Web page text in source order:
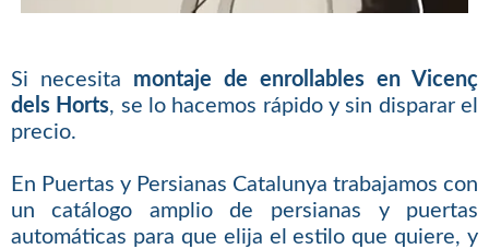
Si necesita montaje de enrollables en Vicenç
dels Horts, se lo hacemos rápido y sin disparar el
precio.
En Puertas y Persianas Catalunya trabajamos con
un catálogo amplio de persianas y puertas
automáticas para que elija el estilo que quiere, y